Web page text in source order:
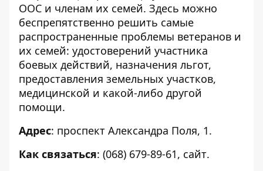
ООС и членам их семей. Здесь можно
беспрепятственно решить самые
распространенные проблемы ветеранов и
их семей: удостоверений участника
боевых действий, назначения льгот,
предоставления земельных участков,
медицинской и какой-либо другой
помощи.
Адрес: проспект Александра Поля, 1.
Как связаться: (068) 679-89-61, сайт.